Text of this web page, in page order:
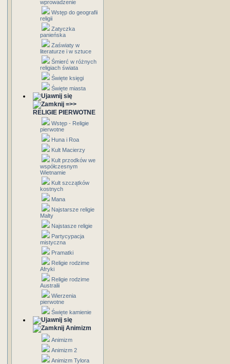
wprowadzenie
Wstęp do geografii
religii
Zatyczka
panieńska
Zaświaty w
literaturze i w sztuce
Śmierć w różnych
religiach świata
Święte księgi
Święte miasta
=>>
RELIGIE PIERWOTNE
Wstęp - Religie
pierwotne
Huna i Roa
Kult Macierzy
Kult przodków we
współczesnym
Wietnamie
Kult szczątków
kostnych
Mana
Najstarsze religie
Malty
Najstasze religie
Partycypacja
mistyczna
Pramatki
Religie rodzime
Afryki
Religie rodzime
Australii
Wierzenia
pierwotne
Święte kamienie
Animizm
Animizm
Animizm 2
Animizm Tylora